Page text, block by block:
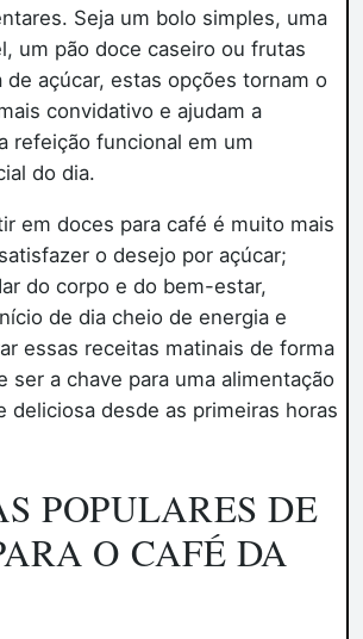
Seja um bolo simples, uma
um pão doce caseiro ou frutas
de açúcar, estas opções tornam o
convidativo e ajudam a
refeição funcional em um
do dia.
em doces para café é muito mais
o desejo por açúcar;
do corpo e do bem-estar,
de dia cheio de energia e
essas receitas matinais de forma
ser a chave para uma alimentação
deliciosa desde as primeiras horas
POPULARES DE
O CAFÉ DA